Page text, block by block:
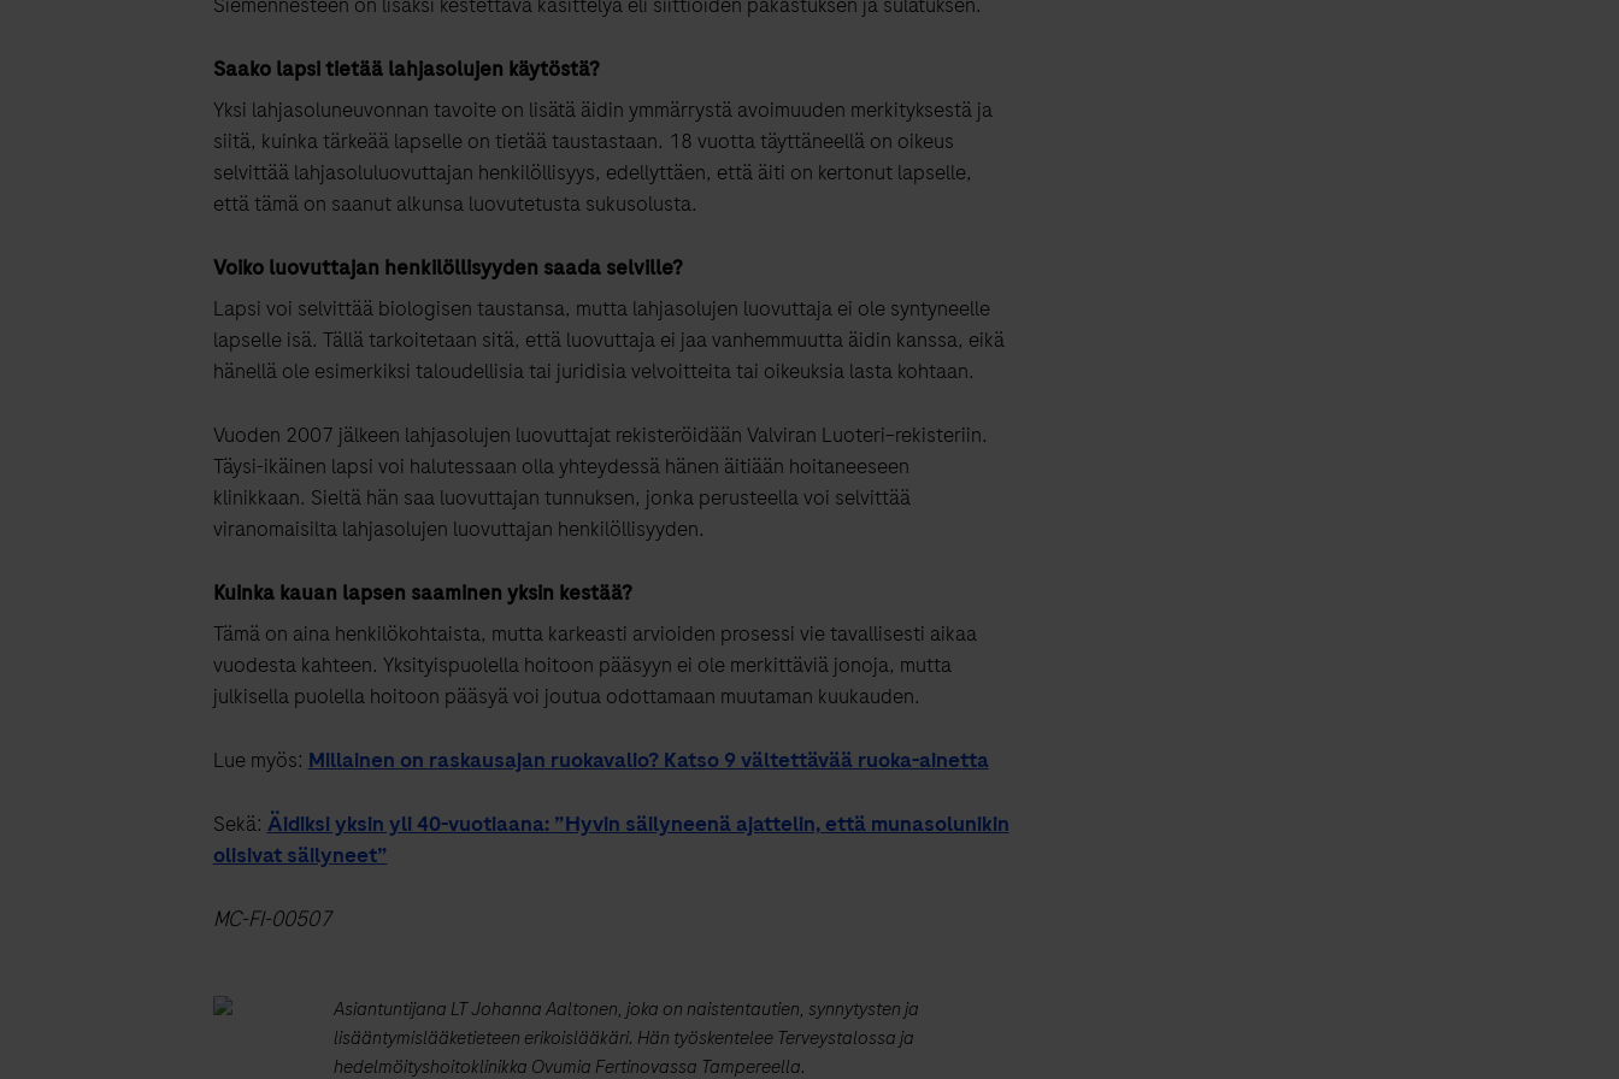
Saako lapsi tietäälahjasolujen käytöstä?
Yksi lahjasoluneuvonnan tavoite on lisätä äidin ymmärrystä avoimuuden merkityksestä ja
siitä, kuinka tärkeää lapselle on tietää taustastaan. 18 vuotta täyttäneellä on oikeus
selvittää lahjasoluluovuttajan henkilöllisyys, edellyttäen, että äiti on kertonut lapselle,
ettätämä on saanut alkunsa luovutetusta sukusolusta.
Voiko luovuttajan henkilöllisyyden saadaselville?
Lapsi voi selvittää biologisen taustansa, mutta lahjasolujen luovuttaja ei ole syntyneelle
lapselle isä. Tällä tarkoitetaan sitä, että luovuttaja ei jaa vanhemmuutta äidin kanssa, eikä
hänellä ole esimerkiksi taloudellisia tai juridisia velvoitteita tai oikeuksia lasta kohtaan.
Vuoden 2007 jälkeen lahjasolujen luovuttajat rekisteröidään Valviran Luoteri–rekisteriin.
Täysi-ikäinen lapsi voi halutessaan olla yhteydessä hänen äitiään hoitaneeseen
klinikkaan. Sieltä hän saa luovuttajan tunnuksen, jonka perusteella voi selvittää
viranomaisilta lahjasolujen luovuttajan henkilöllisyyden.
Kuinka kauan lapsen saaminen yksin kestää?
Tämä on aina henkilökohtaista, mutta karkeasti arvioiden prosessi vie tavallisesti aikaa
vuodesta kahteen. Yksityispuolella hoitoon pääsyyn ei ole merkittäviä jonoja, mutta
julkisella puolella hoitoon pääsyä voi joutua odottamaan muutaman kuukauden.
Lue myös: Millainen on raskausajan ruokavalio? Katso 9 vältettävää ruoka-ainetta
Sekä: Äidiksi yksin yli 40-vuotiaana: ”Hyvin säilyneenä ajattelin, että munasolunikin
olisivat säilyneet”
MC-FI-00507
Asiantuntijana LT Johanna Aaltonen, joka on naistentautien, synnytysten ja
lisääntymislääketieteen erikoislääkäri. Hän työskentelee Terveystalossa ja
hedelmöityshoitoklinikka Ovumia Fertinovassa Tampereella.